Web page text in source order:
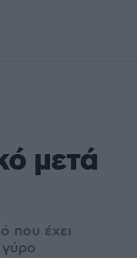
μετά
που έχει